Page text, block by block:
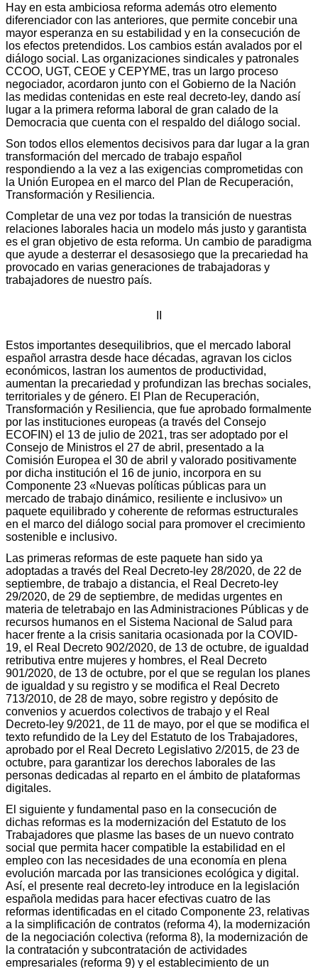
Hay en esta ambiciosa reforma además otro elemento
diferenciador con las anteriores, que permite concebir una
mayor esperanza en su estabilidad y en la consecución de
los efectos pretendidos. Los cambios están avalados por el
diálogo social. Las organizaciones sindicales y patronales
CCOO, UGT, CEOE y CEPYME, tras un largo proceso
negociador, acordaron junto con el Gobierno de la Nación
las medidas contenidas en este real decreto-ley, dando así
lugar a la primera reforma laboral de gran calado de la
Democracia que cuenta con el respaldo del diálogo social.
Son todos ellos elementos decisivos para dar lugar a la gran
transformación del mercado de trabajo español
respondiendo a la vez a las exigencias comprometidas con
la Unión Europea en el marco del Plan de Recuperación,
Transformación y Resiliencia.
Completar de una vez por todas la transición de nuestras
relaciones laborales hacia un modelo más justo y garantista
es el gran objetivo de esta reforma. Un cambio de paradigma
que ayude a desterrar el desasosiego que la precariedad ha
provocado en varias generaciones de trabajadoras y
trabajadores de nuestro país.
Estos importantes desequilibrios, que el mercado laboral
español arrastra desde hace décadas, agravan los ciclos
económicos, lastran los aumentos de productividad,
aumentan la precariedad y profundizan las brechas sociales,
territoriales y de género. El Plan de Recuperación,
Transformación y Resiliencia, que fue aprobado formalmente
por las instituciones europeas (a través del Consejo
ECOFIN) el 13 de julio de 2021, tras ser adoptado por el
Consejo de Ministros el 27 de abril, presentado a la
Comisión Europea el 30 de abril y valorado positivamente
por dicha institución el 16 de junio, incorpora en su
Componente 23 «Nuevas políticas públicas para un
mercado de trabajo dinámico, resiliente e inclusivo» un
paquete equilibrado y coherente de reformas estructurales
en el marco del diálogo social para promover el crecimiento
sostenible e inclusivo.
Las primeras reformas de este paquete han sido ya
adoptadas a través del Real Decreto-ley 28/2020, de 22 de
septiembre, de trabajo a distancia, el Real Decreto-ley
29/2020, de 29 de septiembre, de medidas urgentes en
materia de teletrabajo en las Administraciones Públicas y de
recursos humanos en el Sistema Nacional de Salud para
hacer frente a la crisis sanitaria ocasionada por la COVID-
19, el Real Decreto 902/2020, de 13 de octubre, de igualdad
retributiva entre mujeres y hombres, el Real Decreto
901/2020, de 13 de octubre, por el que se regulan los planes
de igualdad y su registro y se modifica el Real Decreto
713/2010, de 28 de mayo, sobre registro y depósito de
convenios y acuerdos colectivos de trabajo y el Real
Decreto-ley 9/2021, de 11 de mayo, por el que se modifica el
texto refundido de la Ley del Estatuto de los Trabajadores,
aprobado por el Real Decreto Legislativo 2/2015, de 23 de
octubre, para garantizar los derechos laborales de las
personas dedicadas al reparto en el ámbito de plataformas
digitales.
El siguiente y fundamental paso en la consecución de
dichas reformas es la modernización del Estatuto de los
Trabajadores que plasme las bases de un nuevo contrato
social que permita hacer compatible la estabilidad en el
empleo con las necesidades de una economía en plena
evolución marcada por las transiciones ecológica y digital.
Así, el presente real decreto-ley introduce en la legislación
española medidas para hacer efectivas cuatro de las
reformas identificadas en el citado Componente 23, relativas
a la simplificación de contratos (reforma 4), la modernización
de la negociación colectiva (reforma 8), la modernización de
la contratación y subcontratación de actividades
empresariales (reforma 9) y el establecimiento de un